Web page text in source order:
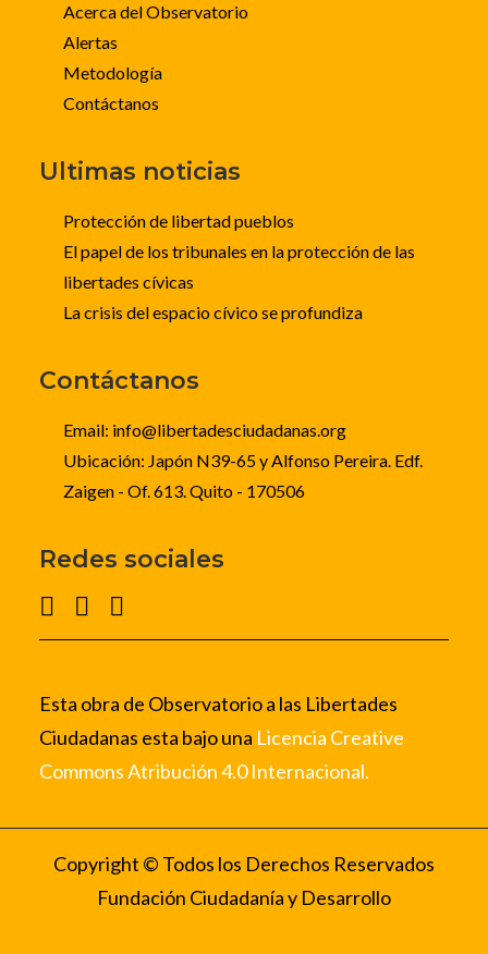
Acerca del Observatorio
Alertas
Metodología
Contáctanos
Ultimas noticias
Protección de libertad pueblos
El papel de los tribunales en la protección de las
libertades cívicas
La crisis del espacio cívico se profundiza
Contáctanos
Email: info@libertadesciudadanas.org
Ubicación: Japón N39-65 y Alfonso Pereira. Edf.
Zaigen - Of. 613. Quito - 170506
Redes sociales
Esta obra de Observatorio a las Libertades
Ciudadanas esta bajo una Licencia Creative
Commons Atribución 4.0 Internacional.
Copyright © Todos los Derechos Reservados
Fundación Ciudadanía y Desarrollo